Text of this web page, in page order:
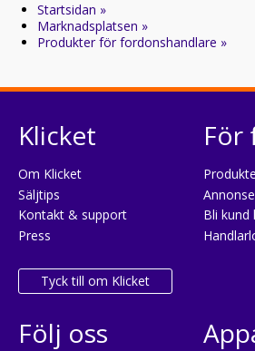
Startsidan »
Marknadsplatsen »
Produkter för fordonshandlare »
Klicket
Om Klicket
Säljtips
Kontakt & support
Press
Tyck till om Klicket
För
Bli kund
Följ oss